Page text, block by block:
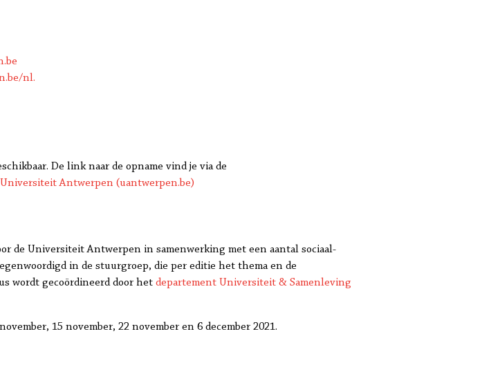
nl.
De link naar de opname vind je via de
Antwerpen (uantwerpen.be)
de Universiteit Antwerpen in samenwerking met een aantal sociaal-
in de stuurgroep, die per editie het thema en de
wordt gecoördineerd door het departement Universiteit & Samenleving
15 november, 22 november en 6 december 2021.